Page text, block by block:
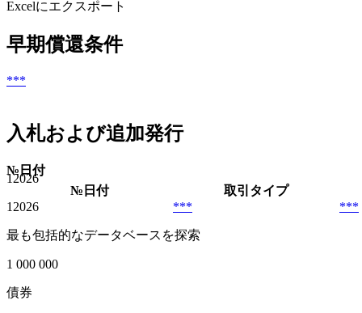
Excelにエクスポート
早期償還条件
***
入札および追加発行
№ 日付
12026
№ 日付
取引タイプ
1 2026 *** ***
最も包括的なデータベースを探索
1 000 000
債券